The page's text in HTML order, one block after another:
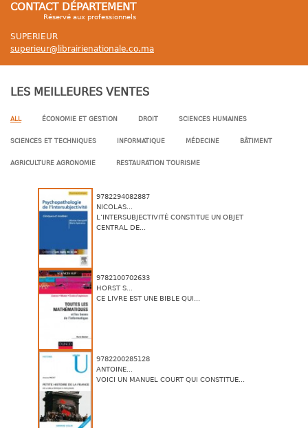
CONTACT DÉPARTEMENT
Réservé aux professionnels
SUPERIEUR
superieur@librairienationale.co.ma
LES MEILLEURES VENTES
ALL ÉCONOMIE ET GESTION DROIT SCIENCES HUMAINES
SCIENCES ET TECHNIQUES INFORMATIQUE MÉDECINE BÂTIMENT
AGRICULTURE AGRONOMIE RESTAURATION TOURISME
9782294082887
NICOLAS...
L’INTERSUBJECTIVITÉ CONSTITUE UN OBJET
CENTRAL DE...
9782100702633
HORST S...
CE LIVRE EST UNE BIBLE QUI...
9782200285128
ANTOINE...
VOICI UN MANUEL COURT QUI CONSTITUE...